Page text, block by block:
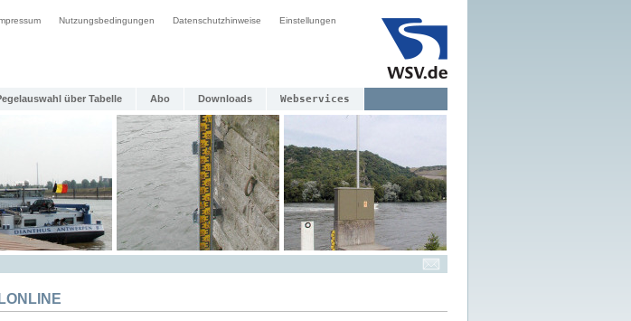
Nutzungsbedingungen Datenschutzhinweise Einstellungen
über Tabelle Abo Downloads Webservices